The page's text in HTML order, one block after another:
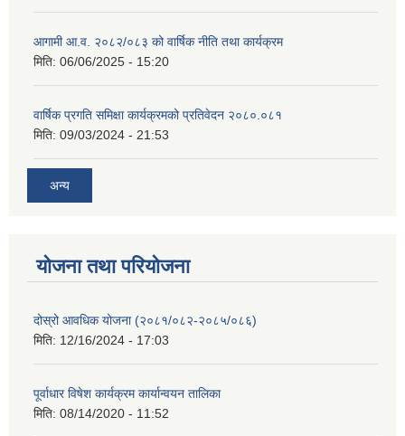
आगामी आ.व. २०८२/०८३ को वार्षिक नीति तथा कार्यक्रम
मिति: 06/06/2025 - 15:20
वार्षिक प्रगति समिक्षा कार्यक्रमको प्रतिवेदन २०८०.०८१
मिति: 09/03/2024 - 21:53
अन्य
योजना तथा परियोजना
दोस्रो आवधिक योजना (२०८१/०८२-२०८५/०८६)
मिति: 12/16/2024 - 17:03
पूर्वाधार विषेश कार्यक्रम कार्यान्वयन तालिका
मिति: 08/14/2020 - 11:52